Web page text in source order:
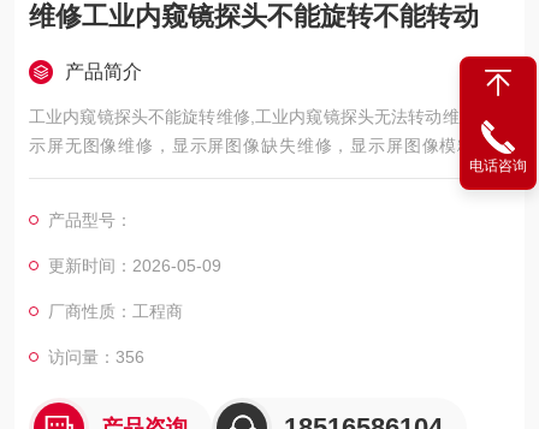
维修工业内窥镜探头不能旋转不能转动
产品简介
工业内窥镜探头不能旋转维修,工业内窥镜探头无法转动维修：显
示屏无图像维修，显示屏图像缺失维修，显示屏图像模糊不清
晰，镜头模糊不清晰维修，插入管损坏破裂维修，弯曲管操作没
度不到位角度不足，插管损坏破裂，面板触摸失灵没反应，弯曲
管破损破裂维修，操作手柄摇杆故障旋钮故障 控制摇杆没反应维
像
产品型号：
更新时间：2026-05-09
厂商性质：工程商
访问量：356
电话咨询